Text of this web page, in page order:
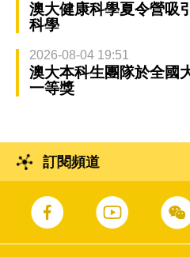
澳大健康科學夏令營吸
科學
2026-08-04 19:51
澳大本科生團隊於全國
一等獎
訂閱頻道